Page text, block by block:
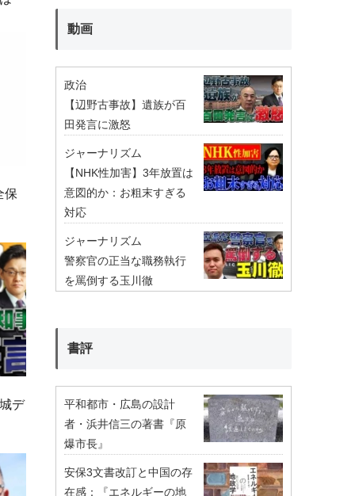
保
デ
動画
政治
【辺野古事故】遺族が百
田発言に激怒
ジャーナリズム
【NHK性加害】3年放置は
意図的か：お粗末すぎる
対応
ジャーナリズム
警察官の正当な職務執行
を罵倒する玉川徹
書評
平和都市・広島の設計
者・浜井信三の著書『原
爆市長』
安保3文書改訂と中国の存
在感：『エネルギーの地